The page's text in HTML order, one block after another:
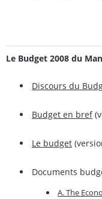
Le Budget 2008 du
Discours du
Budget en bref
Le budget
Documents
A. The